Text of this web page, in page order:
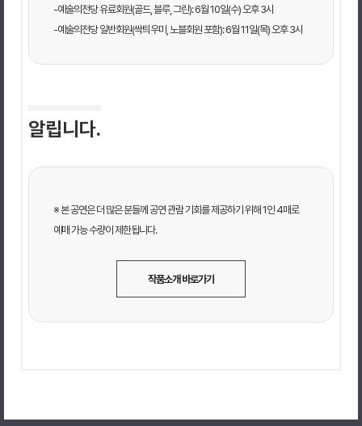
-예술의전당 유료회원(골드, 블루, 그린): 6월 10일(수) 오후 3시
-예술의전당 일반회원(싹틔우미, 노블회원 포함): 6월 11일(목) 오후 3시
알립니다.
※ 본 공연은 더 많은 분들께 공연 관람 기회를 제공하기 위해 1인 4매로
예매 가능 수량이 제한됩니다.
작품소개 바로가기